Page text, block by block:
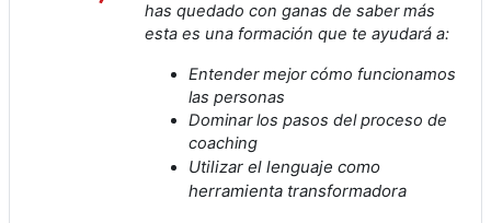
has quedado con ganas de saber más
esta es una formación que te ayudará a:
Entender mejor cómo funcionamos
las personas
Dominar los pasos del proceso de
coaching
Utilizar el lenguaje como
herramienta transformadora